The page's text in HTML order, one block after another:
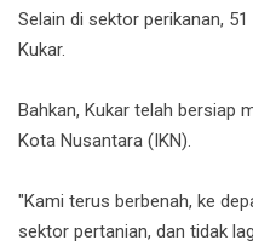
Selain di sektor perikanan,
Kukar.
Bahkan, Kukar telah bersiap
Kota Nusantara (IKN).
"Kami terus berbenah, ke
sektor pertanian, dan tidak